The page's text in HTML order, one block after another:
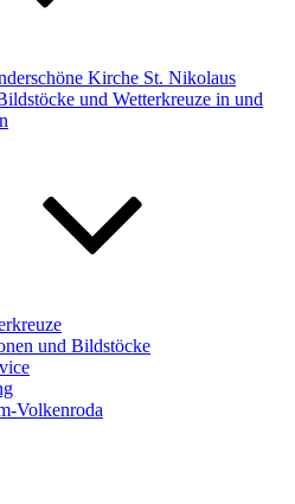
Kirche St. Nikolaus
und Wetterkreuze in und
und Bildstöcke
Volkenroda